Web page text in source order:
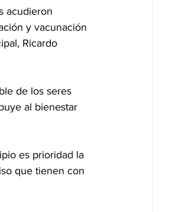
acudieron
y vacunación
Ricardo
de los seres
al bienestar
es prioridad la
que tienen con